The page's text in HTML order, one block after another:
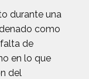
durante una
como
de
en lo que
del